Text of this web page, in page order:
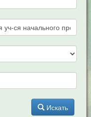
Искать